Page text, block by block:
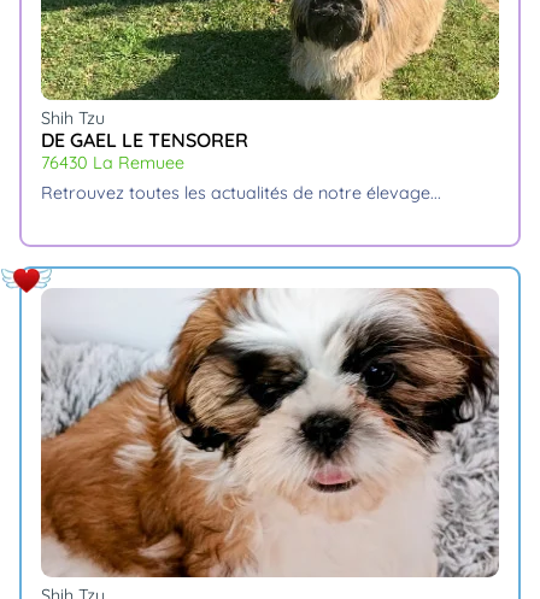
Shih Tzu
DE GAEL LE TENSORER
76430 La Remuee
retrouvez toutes les actualités de notre élevage.